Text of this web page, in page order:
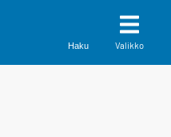
Haku Valikko